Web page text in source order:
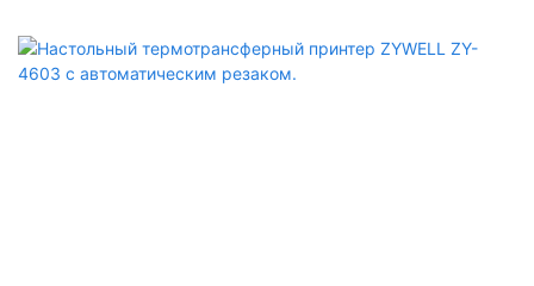
адаптируемое решение для маркировки в бэк-офисах
розничной торговли и глобальных цепочках поставок.